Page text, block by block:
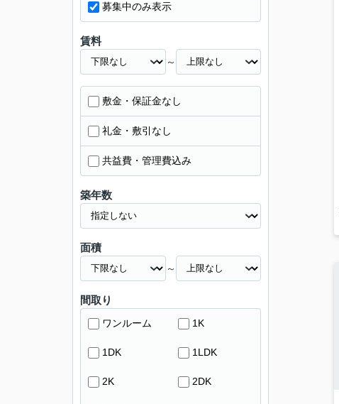
募集中のみ表示
賃料
～
敷金・保証金なし
礼金・敷引なし
共益費・管理費込み
築年数
面積
～
間取り
ワンルーム 1K
1DK 1LDK
2K 2DK